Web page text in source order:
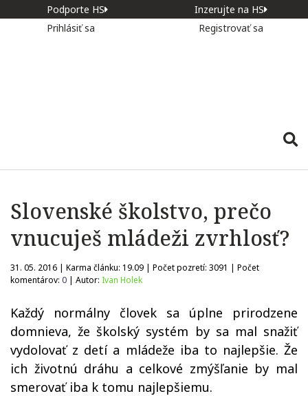
Podporte HS
Inzerujte na HS
Prihlásiť sa
Registrovať sa
Slovenské školstvo, prečo
vnucuješ mládeži zvrhlosť?
31. 05. 2016 | Karma článku: 19.09 | Počet pozretí: 3091 | Počet
komentárov: 0 | Autor: Ivan Holek
Každý normálny človek sa úplne prirodzene
domnieva, že školský systém by sa mal snažiť
vydolovať z detí a mládeže iba to najlepšie. Že
ich životnú dráhu a celkové zmýšľanie by mal
smerovať iba k tomu najlepšiemu.